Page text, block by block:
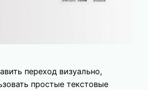
переход визуально,
простые текстовые